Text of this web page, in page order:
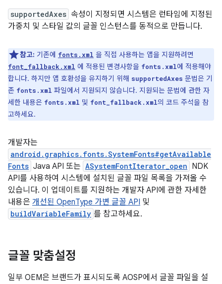
supportedAxes 속성이 지정되면 시스템은 런타임에 지정된
가중치 및 스타일 값의 글꼴 인스턴스를 동적으로 만듭니다.
참고: 기존에 fonts.xml 을 직접 사용하는 앱을 지원하려면
font_fallback.xml 에 적용된 변경사항을 fonts.xml에 적용해야
합니다. 하지만 앱 호환성을 유지하기 위해 supportedAxes 문법은 기
존 fonts.xml 파일에서 지원되지 않습니다. 지원되는 문법에 관한 자
세한 내용은 fonts.xml 및 font_fallback.xml의 코드 주석을 참
고하세요.
개발자는
android.graphics.fonts.SystemFonts#getAvailable
Fonts Java API 또는 ASystemFontIterator_open NDK
API를 사용하여 시스템에 설치된 글꼴 파일 목록을 가져올 수
있습니다. 이 업데이트를 지원하는 개발자 API에 관한 자세한
내용은 개선된 OpenType 가변 글꼴 API 및
buildVariableFamily 를 참고하세요.
글꼴 맞춤설정
일부 OEM은 브랜드가 표시되도록 AOSP에서 글꼴 파일을 설